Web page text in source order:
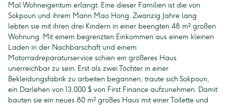
Mal Wohneigentum erlangt. Eine dieser Familien ist die von
Sokpoun und ihrem Mann Mao Hong. Zwanzig Jahre lang
lebten sie mit ihren drei Kindern in einer beengten 48 m² großen
Wohnung. Mit einem begrenzten Einkommen aus einem kleinen
Laden in der Nachbarschaft und einem
Motorradreparaturservice schien ein größeres Haus
unerreichbar zu sein. Erst als zwei Töchter in einer
Bekleidungsfabrik zu arbeiten begannen, traute sich Sokpoun,
ein Darlehen von 13.000 $ von First Finance aufzunehmen. Damit
bauten sie ein neues 80 m² großes Haus mit einer Toilette und